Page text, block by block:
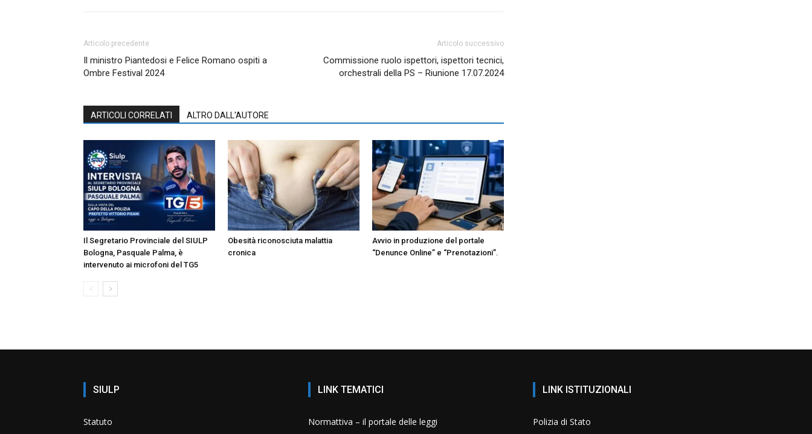
Articolo precedente
Il ministro Piantedosi e Felice Romano ospiti a
Ombre Festival 2024
Articolo successivo
Commissione ruolo ispettori, ispettori tecnici,
orchestrali della PS – Riunione 17.07.2024
ARTICOLI CORRELATI ALTRO DALL'AUTORE
Il Segretario Provinciale del SIULP
Bologna, Pasquale Palma, è
intervenuto ai microfoni del TG5
Obesità riconosciuta malattia
cronica
Avvio in produzione del portale
“Denunce Online” e “Prenotazioni”.
SIULP
Statuto
LINK TEMATICI
Normattiva – il portale delle leggi
LINK ISTITUZIONALI
Polizia di Stato